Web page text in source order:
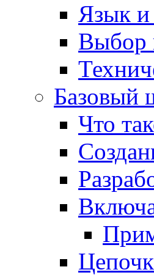
Язык
Выбор
Базовый
Что